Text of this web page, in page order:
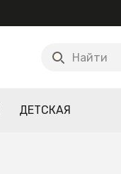
Найти
ДЕТСКАЯ